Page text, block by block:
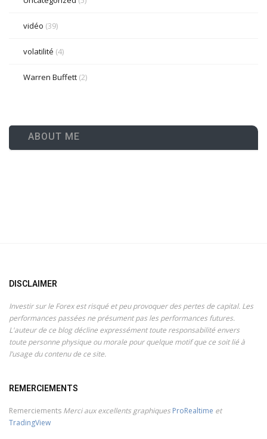
vidéo (39)
volatilité (4)
Warren Buffett (2)
ABOUT ME
DISCLAIMER
Investir sur le Forex est risqué et peu provoquer des pertes de capital. Les
performances passées ne présument pas les performances futures.
L'auteur de ce blog décline expressément toute responsabilité envers
toute personne physique ou morale pour quelque motif que ce soit lié à
l’usage du contenu de ce site.
REMERCIEMENTS
Remerciements Merci aux excellents graphiques ProRealtime et
TradingView